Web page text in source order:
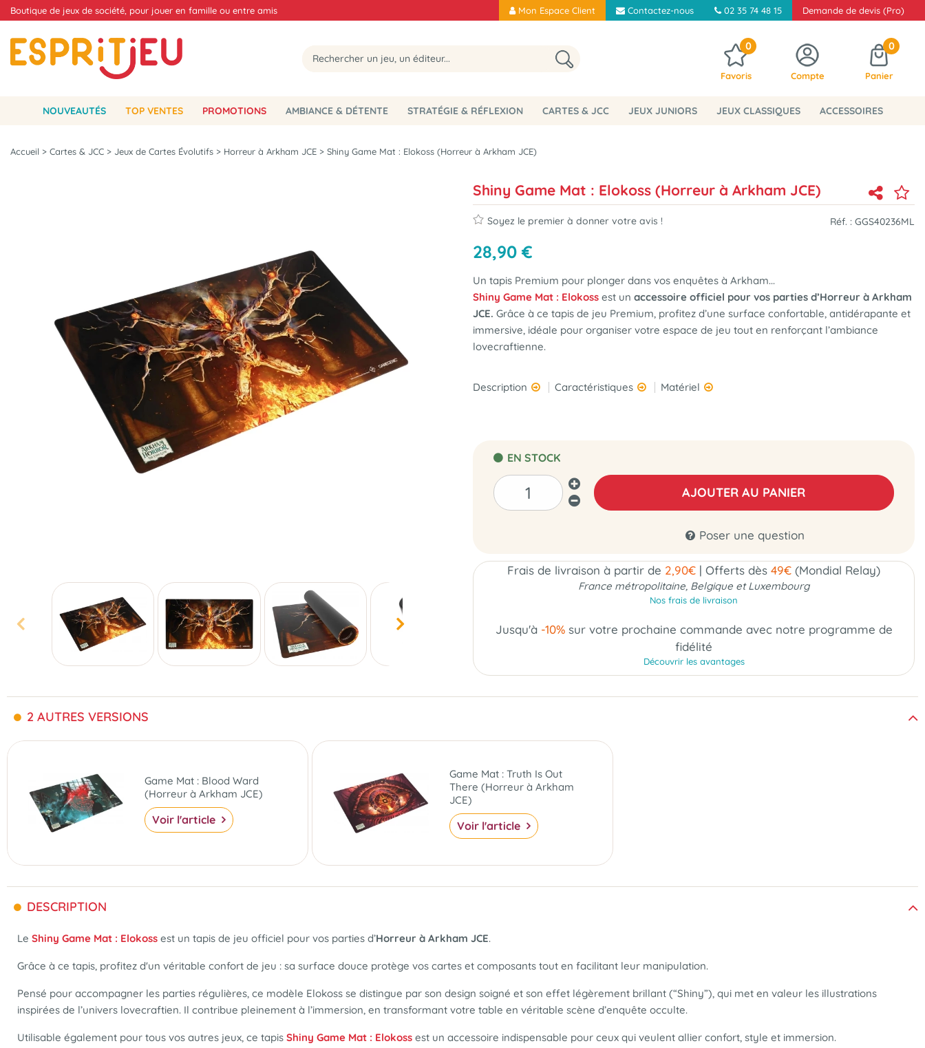
Boutique de jeux de société, pour jouer en famille ou entre amis Mon Espace Client Contactez-nous 02 35 74 48 15 Demande de devis (Pro)
0
Favoris Compte
0
Panier
NOUVEAUTÉS TOP VENTES PROMOTIONS AMBIANCE & DÉTENTE STRATÉGIE & RÉFLEXION CARTES & JCC JEUX JUNIORS JEUX CLASSIQUES ACCESSOIRES
Accueil > Cartes & JCC > Jeux de Cartes Évolutifs > Horreur à Arkham JCE > Shiny Game Mat : Elokoss (Horreur à Arkham JCE)
Shiny Game Mat : Elokoss (Horreur à Arkham JCE)
Soyez le premier à donner votre avis ! Réf. : GGS40236ML
28,90 €
Un tapis Premium pour plonger dans vos enquêtes à Arkham...
Shiny Game Mat : Elokoss est un accessoire officiel pour vos parties d’Horreur à Arkham
JCE. Grâce à ce tapis de jeu Premium, profitez d’une surface confortable, antidérapante et
immersive, idéale pour organiser votre espace de jeu tout en renforçant l’ambiance
lovecraftienne.
Description Caractéristiques Matériel
EN STOCK
AJOUTER AU PANIER
Poser une question
Frais de livraison à partir de 2,90€ | Offerts dès 49€ (Mondial Relay)
France métropolitaine, Belgique et Luxembourg
Nos frais de livraison
Jusqu'à -10%sur votre prochaine commande avec notre programme de
fidélité
Découvrir les avantages
2 AUTRES VERSIONS
Game Mat : Blood Ward
(Horreur à Arkham JCE)
Voir l'article
Game Mat : Truth Is Out
There (Horreur à Arkham
JCE)
Voir l'article
DESCRIPTION
Le Shiny Game Mat : Elokoss est un tapis de jeu officiel pour vos parties d’Horreur à Arkham JCE.
Grâce à ce tapis, profitez d'un véritable confort de jeu : sa surface douce protège vos cartes et composants tout en facilitant leur manipulation.
Pensé pour accompagner les parties régulières, ce modèle Elokoss se distingue par son design soigné et son effet légèrement brillant (“Shiny”), qui met en valeur les illustrations
inspirées de l’univers lovecraftien. Il contribue pleinement à l’immersion, en transformant votre table en véritable scène d’enquête occulte.
Utilisable également pour tous vos autres jeux, ce tapis Shiny Game Mat : Elokoss est un accessoire indispensable pour ceux qui veulent allier confort, style et immersion.